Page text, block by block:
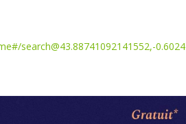
search@43.88741092141552,-0.6024